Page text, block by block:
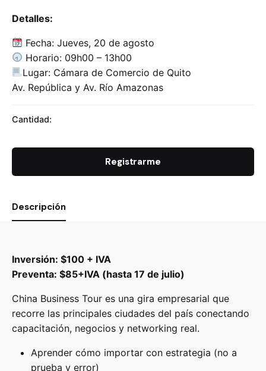
Detalles:
Fecha: Jueves, 20 de agosto
Horario: 09h00 – 13h00
Lugar: Cámara de Comercio de Quito
Av. República y Av. Río Amazonas
Cantidad:
Registrarme
Descripción
Inversión: $100 + IVA
Preventa: $85+IVA (hasta 17 de julio)
China Business Tour es una gira empresarial que
recorre las principales ciudades del país conectando
capacitación, negocios y networking real.
Aprender cómo importar con estrategia (no a
prueba y error)